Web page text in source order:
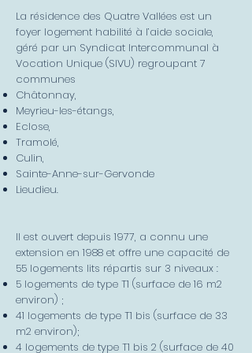
La résidence des Quatre Vallées est un
foyer logement habilité à l’aide sociale,
géré par un Syndicat Intercommunal à
Vocation Unique (SIVU) regroupant 7
communes
Châtonnay,
Meyrieu-les-étangs,
Eclose,
Tramolé,
Culin,
Sainte-Anne-sur-Gervonde
Lieudieu.
Il est ouvert depuis 1977, a connu une
extension en 1988 et offre une capacité de
55 logements lits répartis sur 3 niveaux :
5 logements de type T1 (surface de 16 m2
environ) ;
41 logements de type T1 bis (surface de 33
m2 environ);
4 logements de type T1 bis 2 (surface de 40